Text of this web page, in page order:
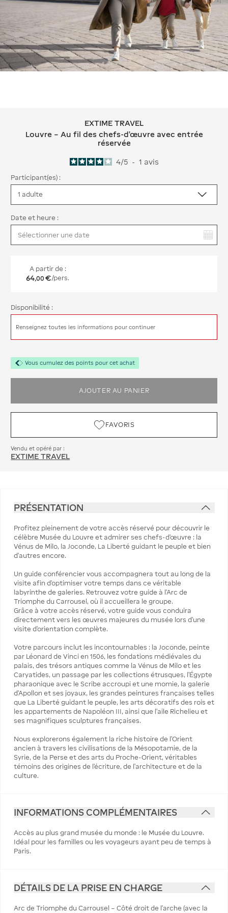
EXTIME TRAVEL Louvre – Au fil
EXTIME TRAVEL
Louvre – Au fil des chefs-d’œuvre avec entrée
réservée
4/5 - 1 avis
Participant(es) :
Date et heure :
A partir de :
64,00 €/pers.
Disponibilité :
Renseignez toutes les informations pour continuer
Vous cumulez des points pour cet achat
AJOUTER AU PANIER
FAVORIS
Vendu et opéré par :
EXTIME TRAVEL
PRÉSENTATION
Profitez pleinement de votre accès réservé pour découvrir le
célèbre Musée du Louvre et admirer ses chefs-d’œuvre : la
Vénus de Milo, la Joconde, La Liberté guidant le peuple et bien
d'autres encore.
Un guide conférencier vous accompagnera tout au long de la
visite afin d’optimiser votre temps dans ce véritable
labyrinthe de galeries. Retrouvez votre guide à l’Arc de
Triomphe du Carrousel, où il accueillera le groupe.
Grâce à votre accès réservé, votre guide vous conduira
directement vers les œuvres majeures du musée lors d’une
visite d’orientation complète.
Votre parcours inclut les incontournables : la Joconde, peinte
par Léonard de Vinci en 1506, les fondations médiévales du
palais, des trésors antiques comme la Vénus de Milo et les
Caryatides, un passage par les collections étrusques, l’Égypte
pharaonique avec le Scribe accroupi et une momie, la galerie
d’Apollon et ses joyaux, les grandes peintures françaises telles
que La Liberté guidant le peuple, les arts décoratifs des rois et
les appartements de Napoléon III, ainsi que l’aile Richelieu et
ses magnifiques sculptures françaises.
Nous explorerons également la riche histoire de l’Orient
ancien à travers les civilisations de la Mésopotamie, de la
Syrie, de la Perse et des arts du Proche-Orient, véritables
témoins des origines de l’écriture, de l’architecture et de la
culture.
INFORMATIONS COMPLÉMENTAIRES
Accès au plus grand musée du monde : le Musée du Louvre.
Idéal pour les familles ou les voyageurs ayant peu de temps à
Paris.
DÉTAILS DE LA PRISE EN CHARGE
Arc de Triomphe du Carrousel – Côté droit de l'arche (avec la